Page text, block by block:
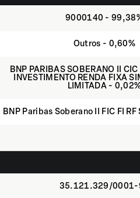
9000140 -
Outros - 0,60%
BNP PARIBAS SOBERANO II
INVESTIMENTO RENDA FIXA
LIMITADA -
BNP Paribas Soberano II FIC FI
35.121.329/0001-